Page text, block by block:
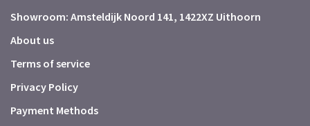
Showroom: Amsteldijk Noord 141, 1422XZ Uithoorn
About us
Terms of service
Privacy Policy
Payment Methods